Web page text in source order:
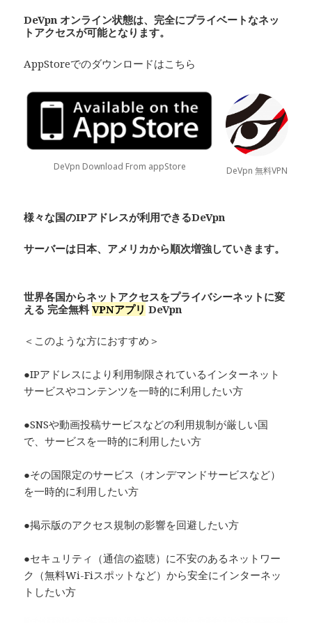
DeVpn オンライン状態は、完全にプライベートなネッ
トアクセスが可能となります。
AppStoreでのダウンロードはこちら
DeVpn 無料VPN
DeVpn Download From appStore
様々な国のIPアドレスが利用できるDeVpn
サーバーは日本、アメリカから順次増強していきます。
世界各国からネットアクセスをプライバシーネットに変
える 完全無料VPNアプリ DeVpn
＜このような方におすすめ＞
●IPアドレスにより利用制限されているインターネット
サービスやコンテンツを一時的に利用したい方
●SNSや動画投稿サービスなどの利用規制が厳しい国
で、サービスを一時的に利用したい方
●その国限定のサービス（オンデマンドサービスなど）
を一時的に利用したい方
●掲示版のアクセス規制の影響を回避したい方
●セキュリティ（通信の盗聴）に不安のあるネットワー
ク（無料Wi-Fiスポットなど）から安全にインターネッ
トしたい方